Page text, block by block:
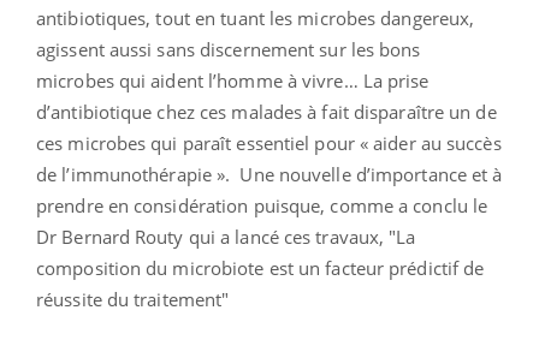
antibiotiques, tout en tuant les microbes dangereux,
agissent aussi sans discernement sur les bons
microbes qui aident l’homme à vivre… La prise
d’antibiotique chez ces malades à fait disparaître un de
ces microbes qui paraît essentiel pour « aider au succès
de l’immunothérapie ». Une nouvelle d’importance et à
prendre en considération puisque, comme a conclu le
Dr Bernard Routy qui a lancé ces travaux, "La
composition du microbiote est un facteur prédictif de
réussite du traitement"